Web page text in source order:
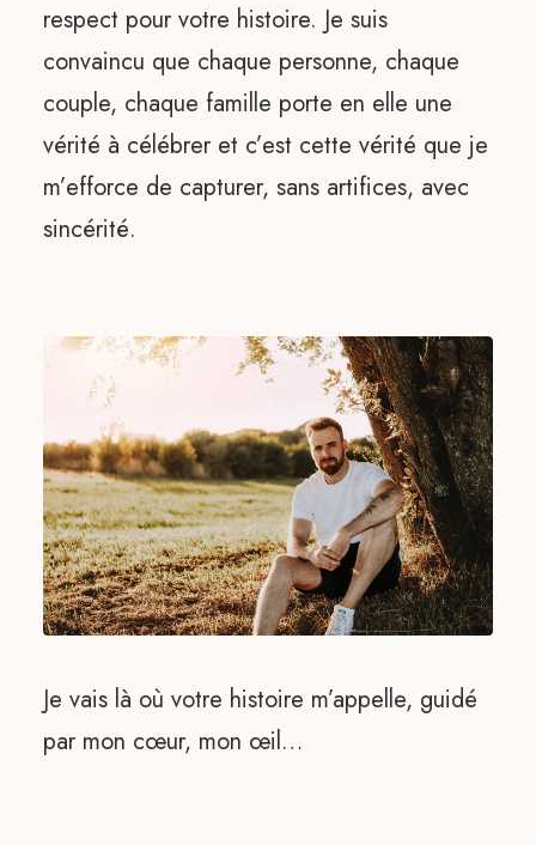
respect pour votre histoire. Je suis
convaincu que chaque personne, chaque
couple, chaque famille porte en elle une
vérité à célébrer et c’est cette vérité que je
m’efforce de capturer, sans artifices, avec
sincérité.
Je vais là où votre histoire m’appelle, guidé
par mon cœur, mon œil…